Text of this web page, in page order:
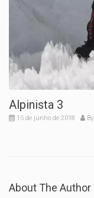
Alpinista 3
15 de junho de 2018 By
About The Author